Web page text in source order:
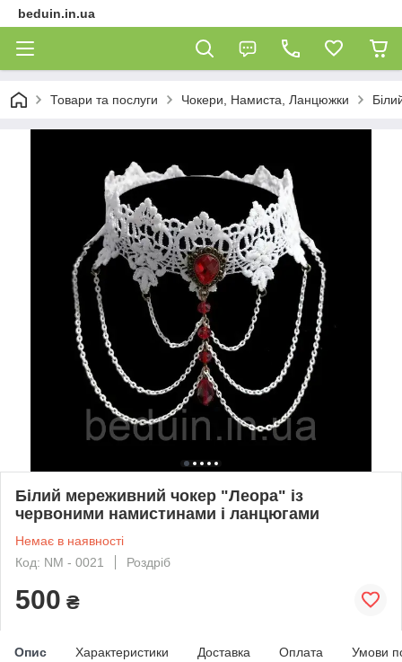
beduin.in.ua
Товари та послуги Чокери, Намиста, Ланцюжки
Білий мереживний чокер "Леора" із
червоними намистинами і ланцюгами
Немає в наявності
Код: NM - 0021
Роздріб
500 ₴
Опис Характеристики Доставка Оплата Умови